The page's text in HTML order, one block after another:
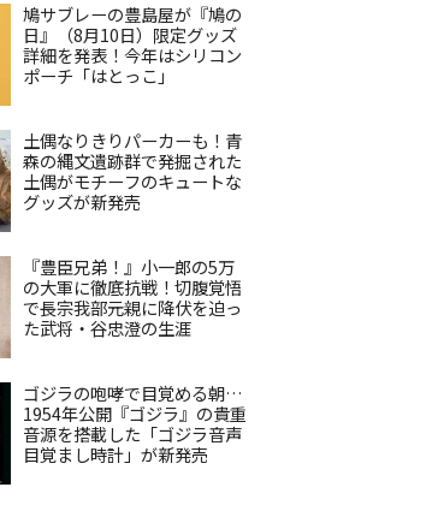
鳩サブレーの豊島屋が『鳩の
日』（8月10日）限定グッズ
詳細を発表！今年はシリコン
ポーチ「はとっこ」
土偶なりきりパーカーも！青
森の縄文遺跡群で発掘された
土偶がモチーフのキュートな
グッズが新発売
『豊臣兄弟！』小一郎の5万
の大軍に徹底抗戦！切腹覚悟
で長宗我部元親に降伏を迫っ
た武将・谷忠澄の生涯
ゴジラの咆哮で目覚める朝…
1954年公開『ゴジラ』の貴重
音源を搭載した「ゴジラ音声
目覚まし時計」が新発売